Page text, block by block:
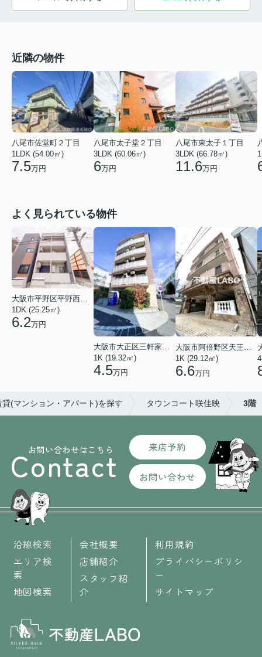
近隣の物件
八尾市佐堂町２丁目
1LDK (54.00㎡)
7.5万円
八尾市太子堂２丁目
3LDK (60.06㎡)
6万円
八尾市東太子１丁目
3LDK (66.78㎡)
11.6万円
よく見られている物件
大阪市平野区平野西３丁目
1DK (25.25㎡)
6.2万円
大阪市大正区三軒家東４丁目
1K (19.32㎡)
4.5万円
1K (29.12㎡)
6.6万円
(マンション・アパート)を探す タウンコート咲佳映 3階
お問い合わせはこちら
Contact 来店予約
お問い合わせ
沿線検索
エリア検
索
地図検索
会社概要
店舗紹介
スタッフ紹
介
利用規約
プライバシーポリシ
ー
サイトマップ